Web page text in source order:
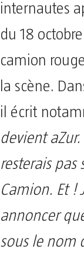
internautes
du 18
camion
la scène.
il écrit
devient aZur.
resterais pas
Camion. Et !
annoncer
sous le nom